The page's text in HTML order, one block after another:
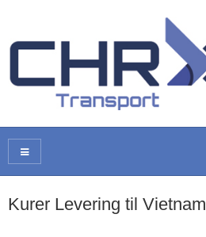
Kurer Levering til Vietnam